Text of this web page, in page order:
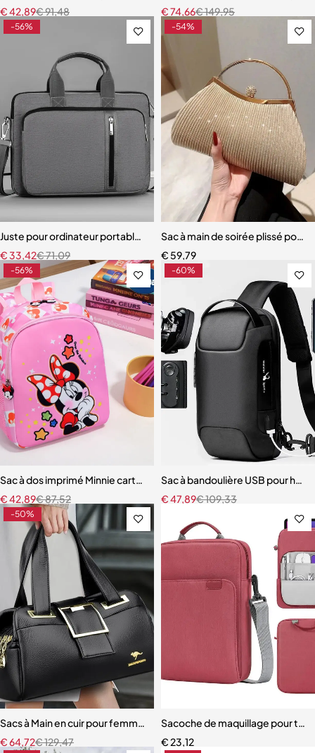
€91,48
€42,89
€149,95
€74,66
-56%
Juste pour ordinateur portable Macbook Pro
€71,09
€33,42
-54%
Sac à main de soirée plissé pour
€ 59,79
-56%
Sac à dos imprimé Minnie cartable léger de grande capacité pour
€87,52
€42,89
-60%
Sac à bandoulière USB pour
€109,33
€47,89
-50%
Sacs à Main en cuir pour femmes
€129,47
€64,72
Sacoche de maquillage pour
€23,12